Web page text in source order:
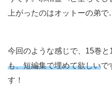
上がったのはオットーの弟で
今回のような感じで、15巻と
も、短編集で埋めて欲しいで
す！